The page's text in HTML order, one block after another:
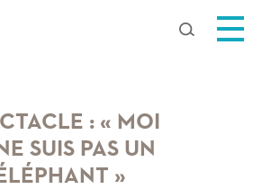
Chercher
: « MOI
SUIS PAS UN
ÉLÉPHANT »